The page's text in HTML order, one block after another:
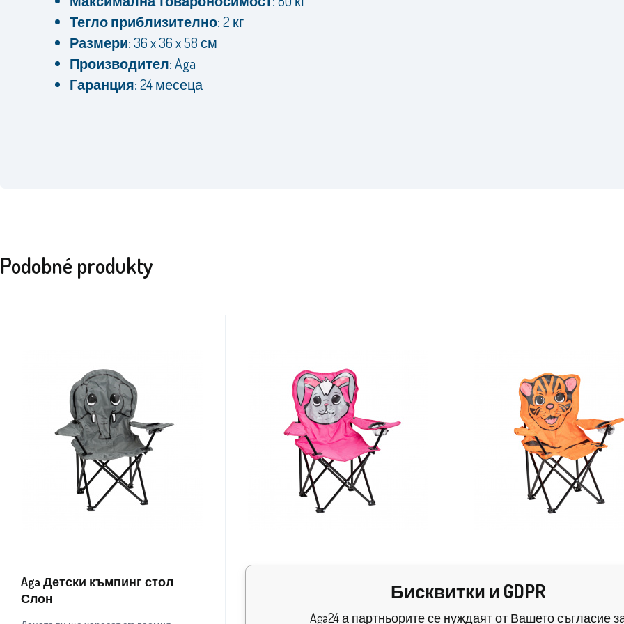
Тегло приблизително:2 кг
Размери:36 x 36 x 58 см
Производител:Aga
Гаранция:24 месеца
Podobné produkty
Aga Детски къмпинг стол
Слон
Aga Детски къмпинг
Бисквитки и GDPR
Aga24 а партньорите се нуждаят от Вашето съгласие